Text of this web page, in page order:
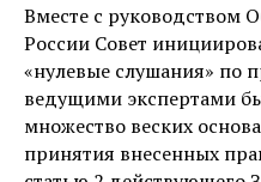
Вместе с руководством
России Совет
«нулевые слушания» по
ведущими экспертами
множество веских
принятия внесенных